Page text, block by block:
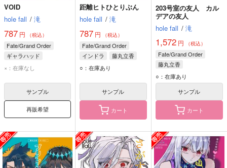
VOID
hole fall / 滝
787 円 （税込）
Fate/Grand Order
ギャラハッド
藤丸立香
×：在庫なし
サンプル
再販希望
距離ヒトひとりぶん
hole fall / 滝
787 円 （税込）
Fate/Grand Order
インドラ
藤丸立香
アルジュナ
○：在庫あり
サンプル
カート
203号室の友人 カル
デアの友人
hole fall / 滝
1,572円 （税込）
Fate/Grand Order
藤丸立香
カドック・ゼムルプス
○：在庫あり
サンプル
カート